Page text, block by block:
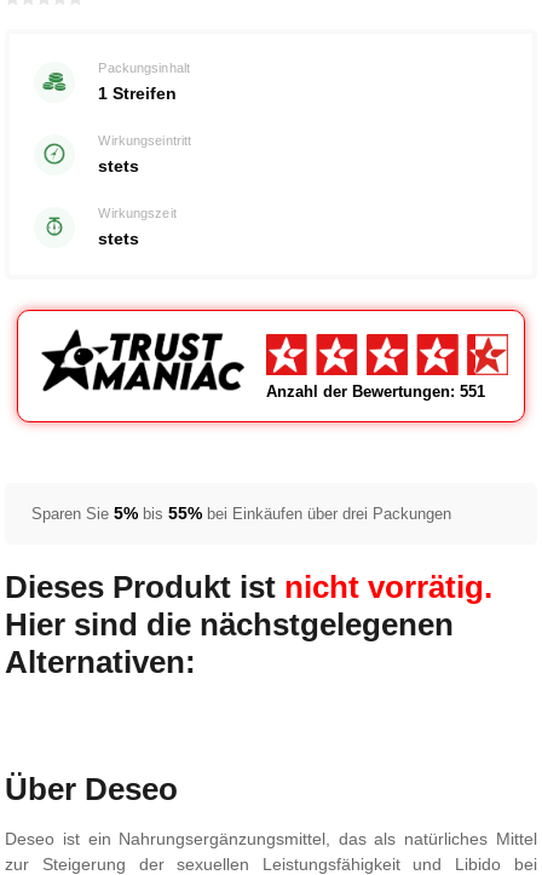
Packungsinhalt
1 Streifen
Wirkungseintritt
stets
Wirkungszeit
stets
Anzahl der Bewertungen: 551
Sparen Sie5% bis55% bei Einkäufen über drei Packungen
Dieses Produkt ist nicht vorrätig.
Hier sind die nächstgelegenen
Alternativen:
Über Deseo
Deseo ist ein Nahrungsergänzungsmittel, das als natürliches Mittel
zur Steigerung der sexuellen Leistungsfähigkeit und Libido bei